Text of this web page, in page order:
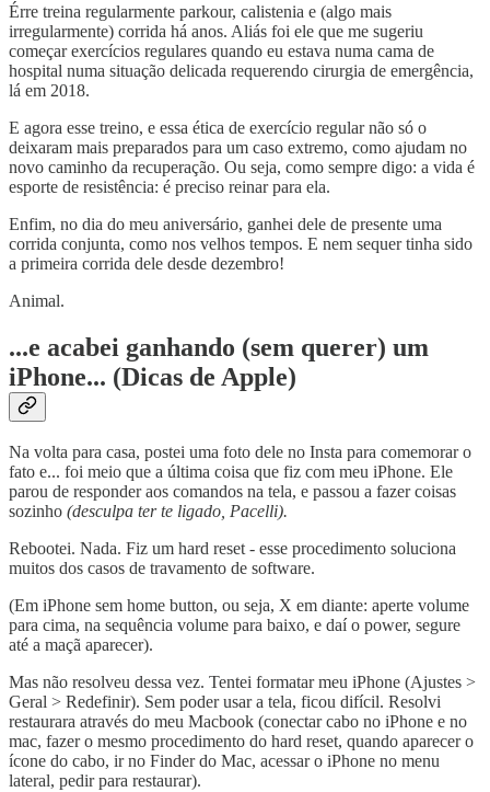
Érre treina regularmente parkour, calistenia e (algo mais
irregularmente) corrida há anos. Aliás foi ele que me sugeriu
começar exercícios regulares quando eu estava numa cama de
hospital numa situação delicada requerendo cirurgia de emergência,
lá em 2018.
E agora esse treino, e essa ética de exercício regular não só o
deixaram mais preparados para um caso extremo, como ajudam no
novo caminho da recuperação. Ou seja, como sempre digo: a vida é
esporte de resistência: é preciso reinar para ela.
Enfim, no dia do meu aniversário, ganhei dele de presente uma
corrida conjunta, como nos velhos tempos. E nem sequer tinha sido
a primeira corrida dele desde dezembro!
Animal.
...e acabei ganhando (sem querer) um
iPhone... (Dicas de Apple)
Na volta para casa, postei uma foto dele no Insta para comemorar o
fato e... foi meio que a última coisa que fiz com meu iPhone. Ele
parou de responder aos comandos na tela, e passou a fazer coisas
sozinho (desculpa ter te ligado, Pacelli).
Rebootei. Nada. Fiz um hard reset - esse procedimento soluciona
muitos dos casos de travamento de software.
(Em iPhone sem home button, ou seja, X em diante: aperte volume
para cima, na sequência volume para baixo, e daí o power, segure
até a maçã aparecer).
Mas não resolveu dessa vez. Tentei formatar meu iPhone (Ajustes >
Geral > Redefinir). Sem poder usar a tela, ficou difícil. Resolvi
restaurara através do meu Macbook (conectar cabo no iPhone e no
mac, fazer o mesmo procedimento do hard reset, quando aparecer o
ícone do cabo, ir no Finder do Mac, acessar o iPhone no menu
lateral, pedir para restaurar).